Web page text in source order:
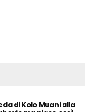
di Kolo Muani alla